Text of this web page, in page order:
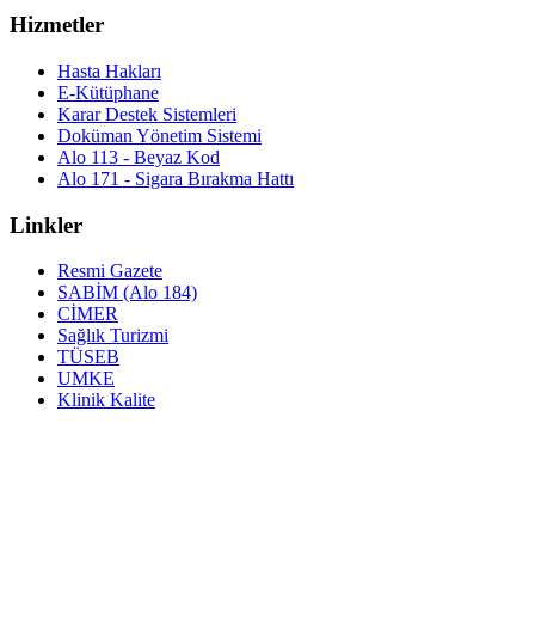
Hizmetler
Hasta Hakları
E-Kütüphane
Karar Destek Sistemleri
Doküman Yönetim Sistemi
Alo 113 - Beyaz Kod
Alo 171 - Sigara Bırakma Hattı
Linkler
Resmi Gazete
SABİM (Alo 184)
CİMER
Sağlık Turizmi
TÜSEB
UMKE
Klinik Kalite